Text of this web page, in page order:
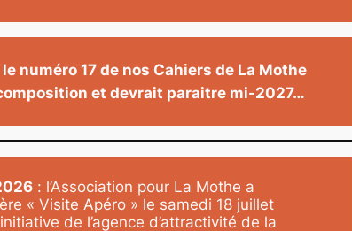
numéro 17 de nos Cahiers de La Mothe
et devrait paraitre mi-2027…
: l’Association pour La Mothe a
« Visite Apéro » le samedi 18 juillet
de l’agence d’attractivité de la